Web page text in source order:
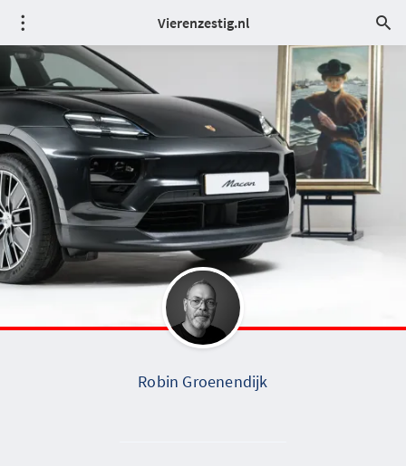
Vierenzestig.nl
Robin Groenendijk